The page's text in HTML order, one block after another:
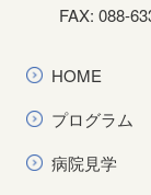
FAX: 088-
HOME
プログラム
病院見学